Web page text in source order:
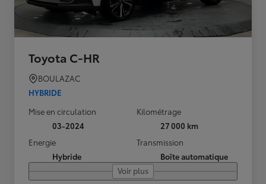
Toyota C-HR
BOULAZAC
HYBRIDE
Mise en circulation
03-2024
Kilométrage
27 000 km
Energie
Hybride
Transmission
Boîte automatique
Voir plus